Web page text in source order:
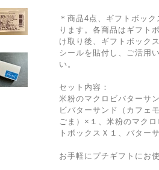
＊商品4点、ギフトボッ
ります。各商品はギフト
け取り後、ギフトボック
シールを貼付し、ご活用
い。
セット内容：
米粉のマクロビバターサ
ビバターサンド（カフェ
ごま）×１、米粉のマク
トボックスＸ１、バター
お手軽にプチギフトにお